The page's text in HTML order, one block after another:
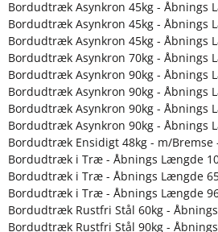
Bordudtræk Asynkron 45kg - Åbnings
Bordudtræk Asynkron 45kg - Åbnings
Bordudtræk Asynkron 45kg - Åbnings
Bordudtræk Asynkron 70kg - Åbnings
Bordudtræk Asynkron 90kg - Åbnings
Bordudtræk Asynkron 90kg - Åbnings
Bordudtræk Asynkron 90kg - Åbnings
Bordudtræk Asynkron 90kg - Åbnings
Bordudtræk Ensidigt 48kg - m/Bremse
Bordudtræk i Træ - Åbnings Længde
Bordudtræk i Træ - Åbnings Længde
Bordudtræk i Træ - Åbnings Længde
Bordudtræk Rustfri Stål 60kg -
Bordudtræk Rustfri Stål 90kg -